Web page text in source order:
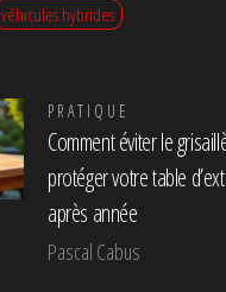
véhicules hybrides
PRATIQUE
Comment éviter le
protéger votre table
après année
Pascal Cabus